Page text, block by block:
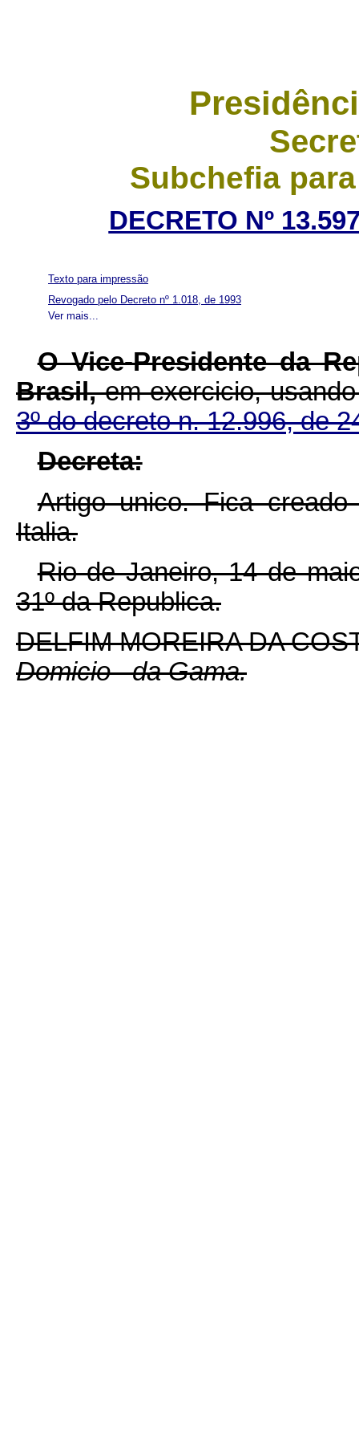
Subchefia
DECRETO Nº
Ver mais...
Texto para impressão
Revogado pelo Decreto nº 1.018, de 1993
O Vice-Presidente da
Brasil,em exercicio,
3º do decreto n. 12.996, de
Decreta:
Artigo unico.Fica creado
Italia.
Rio de Janeiro, 14 de
31º da Republica.
DELFIM MOREIRA DA
Domicio da Gama.